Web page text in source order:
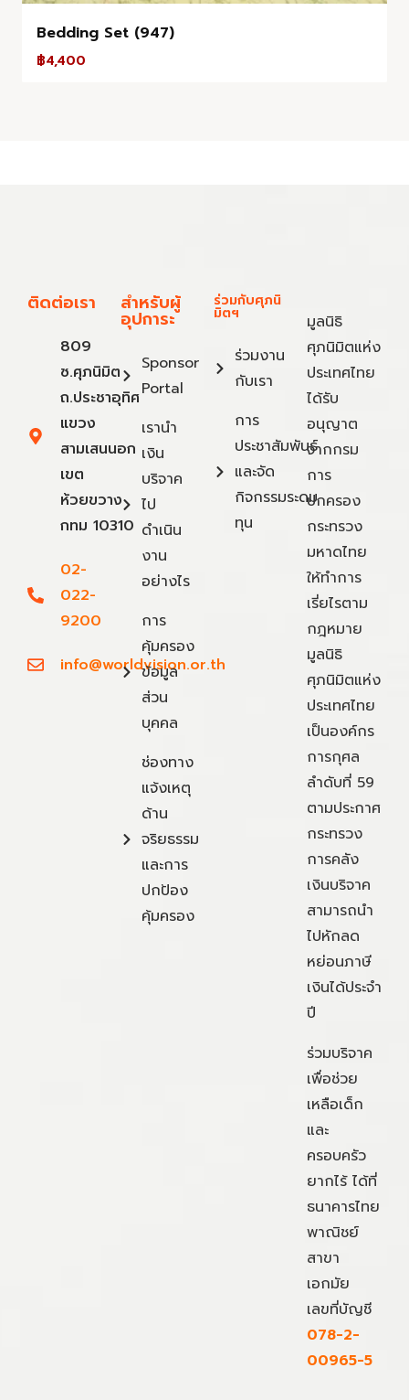
Bedding Set (947)
฿4,400
ติดต่อเรา
809
ซ.ศุภนิมิต
ถ.ประชาอุทิศ
แขวง
สามเสนนอก
เขต
ห้วยขวาง
กทม 10310
02-
022-
9200
info@worldvision.or.th
สำหรับผู้
อุปการะ
Sponsor
Portal
เรานำ
เงิน
บริจาค
ไป
ดำเนิน
งาน
อย่างไร
การ
คุ้มครอง
ข้อมูล
ส่วน
บุคคล
ช่องทาง
แจ้งเหตุ
ด้าน
จริยธรรม
และการ
ปกป้อง
คุ้มครอง
ร่วมกับศุภนิ
มิตฯ
ร่วมงาน
กับเรา
การ
ประชาสัมพันธ์
และจัด
กิจกรรมระดม
ทุน
มูลนิธิ
ศุภนิมิตแห่ง
ประเทศไทย
ได้รับ
อนุญาต
จากกรม
การ
ปกครอง
กระทรวง
มหาดไทย
ให้ทำการ
เรี่ยไรตาม
กฎหมาย
มูลนิธิ
ศุภนิมิตแห่ง
ประเทศไทย
เป็นองค์กร
การกุศล
ลำดับที่ 59
ตามประกาศ
กระทรวง
การคลัง
เงินบริจาค
สามารถนำ
ไปหักลด
หย่อนภาษี
เงินได้ประจำ
ปี
ร่วมบริจาค
เพื่อช่วย
เหลือเด็ก
และ
ครอบครัว
ยากไร้ ได้ที่
ธนาคารไทย
พาณิชย์
สาขา
เอกมัย
เลขที่บัญชี
078-2-
00965-5